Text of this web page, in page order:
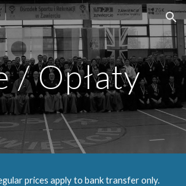
Skip to navigation
/ Opłaty
prices apply to bank transfer only.